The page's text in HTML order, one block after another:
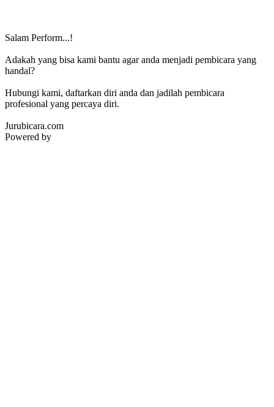
Salam Perform...!
Adakah yang bisa kami bantu agar anda menjadi pembicara yang
handal?
Hubungi kami, daftarkan diri anda dan jadilah pembicara
profesional yang percaya diri.
Jurubicara.com
Powered by